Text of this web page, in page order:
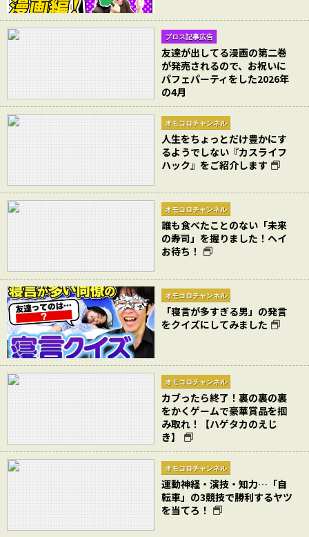
ブロス記事広告
友達が出してる漫画の第二巻
が発売されるので、お祝いに
パフェパーティをした2026年
の4月
オモコロチャンネル
人生をちょっとだけ豊かにす
るようでしない『カスライフ
ハック』をご紹介します
オモコロチャンネル
誰も食べたことのない「未来
の寿司」を握りました！ヘイ
お待ち！
オモコロチャンネル
「寝言が多すぎる男」の発言
をクイズにしてみました
オモコロチャンネル
カブったら終了！裏の裏の裏
をかくゲームで豪華賞品を掴
み取れ！【ハゲタカのえじ
き】
オモコロチャンネル
運動神経・演技・知力…「自
転車」の3競技で勝利するヤツ
を当てろ！